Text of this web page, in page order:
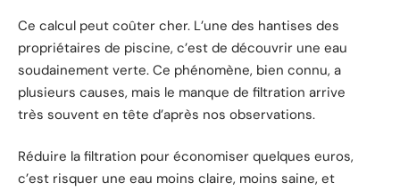
Ce calcul peut coûter cher. L’une des hantises des
propriétaires de piscine, c’est de découvrir une eau
soudainement verte. Ce phénomène, bien connu, a
plusieurs causes, mais le manque de filtration arrive
très souvent en tête d’après nos observations.
Réduire la filtration pour économiser quelques euros,
c’est risquer une eau moins claire, moins saine, et